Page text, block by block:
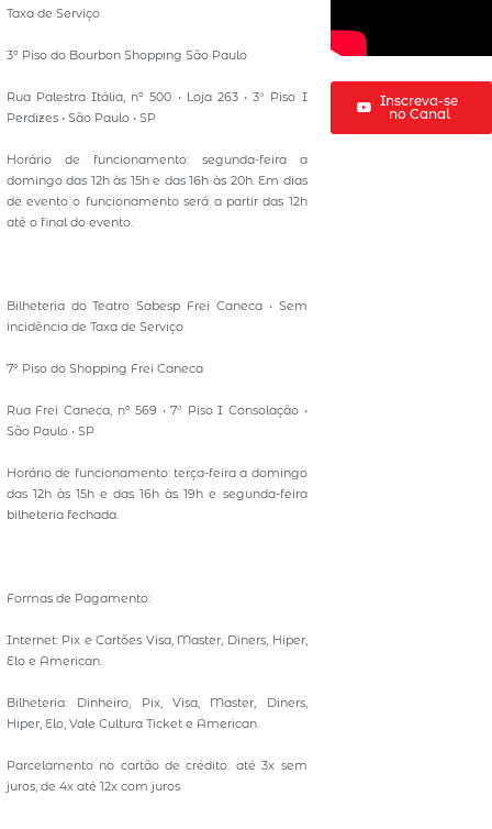
Taxa de Serviço
3º Piso do Bourbon Shopping São Paulo
Rua Palestra Itália, nº 500 • Loja 263 • 3° Piso I
Perdizes • São Paulo • SP
Horário de funcionamento: segunda-feira a
domingo das 12h às 15h e das 16h às 20h. Em dias
de evento o funcionamento será a partir das 12h
até o final do evento.
Bilheteria do Teatro Sabesp Frei Caneca • Sem
incidência de Taxa de Serviço
7º Piso do Shopping Frei Caneca
Rua Frei Caneca, nº 569 • 7° Piso I Consolação •
São Paulo • SP
Horário de funcionamento: terça-feira a domingo
das 12h às 15h e das 16h às 19h e segunda-feira
bilheteria fechada.
Formas de Pagamento:
Internet: Pix e Cartões Visa, Master, Diners, Hiper,
Elo e American.
Bilheteria: Dinheiro, Pix, Visa, Master, Diners,
Hiper, Elo, Vale Cultura Ticket e American.
Parcelamento no cartão de crédito: até 3x sem
juros, de 4x até 12x com juros
Inscreva-se
no Canal